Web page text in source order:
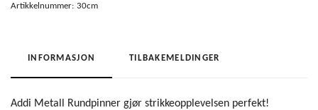
Artikkelnummer: 30cm
INFORMASJON TILBAKEMELDINGER
Addi Metall Rundpinner gjør strikkeopplevelsen perfekt!